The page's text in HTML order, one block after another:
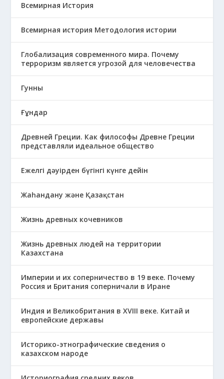
Всемирная История
Всемирная история Методология истории
Глобализация современного мира. Почему
терроризм является угрозой для человечества
Гунны
Ғұндар
Древней Греции. Как философы Древне Греции
представляли идеальное общество
Ежелгі дәуірден бүгінгі күнге дейін
Жаһандану және Қазақстан
Жизнь древных кочевников
Жизнь древных людей на территории
Казахстана
Империи и их соперничество в 19 веке. Почему
Россия и Британия соперничали в Иране
Индия и Великобритания в XVIII веке. Китай и
европейские державы
Историко-этнографические сведения о
казахском народе